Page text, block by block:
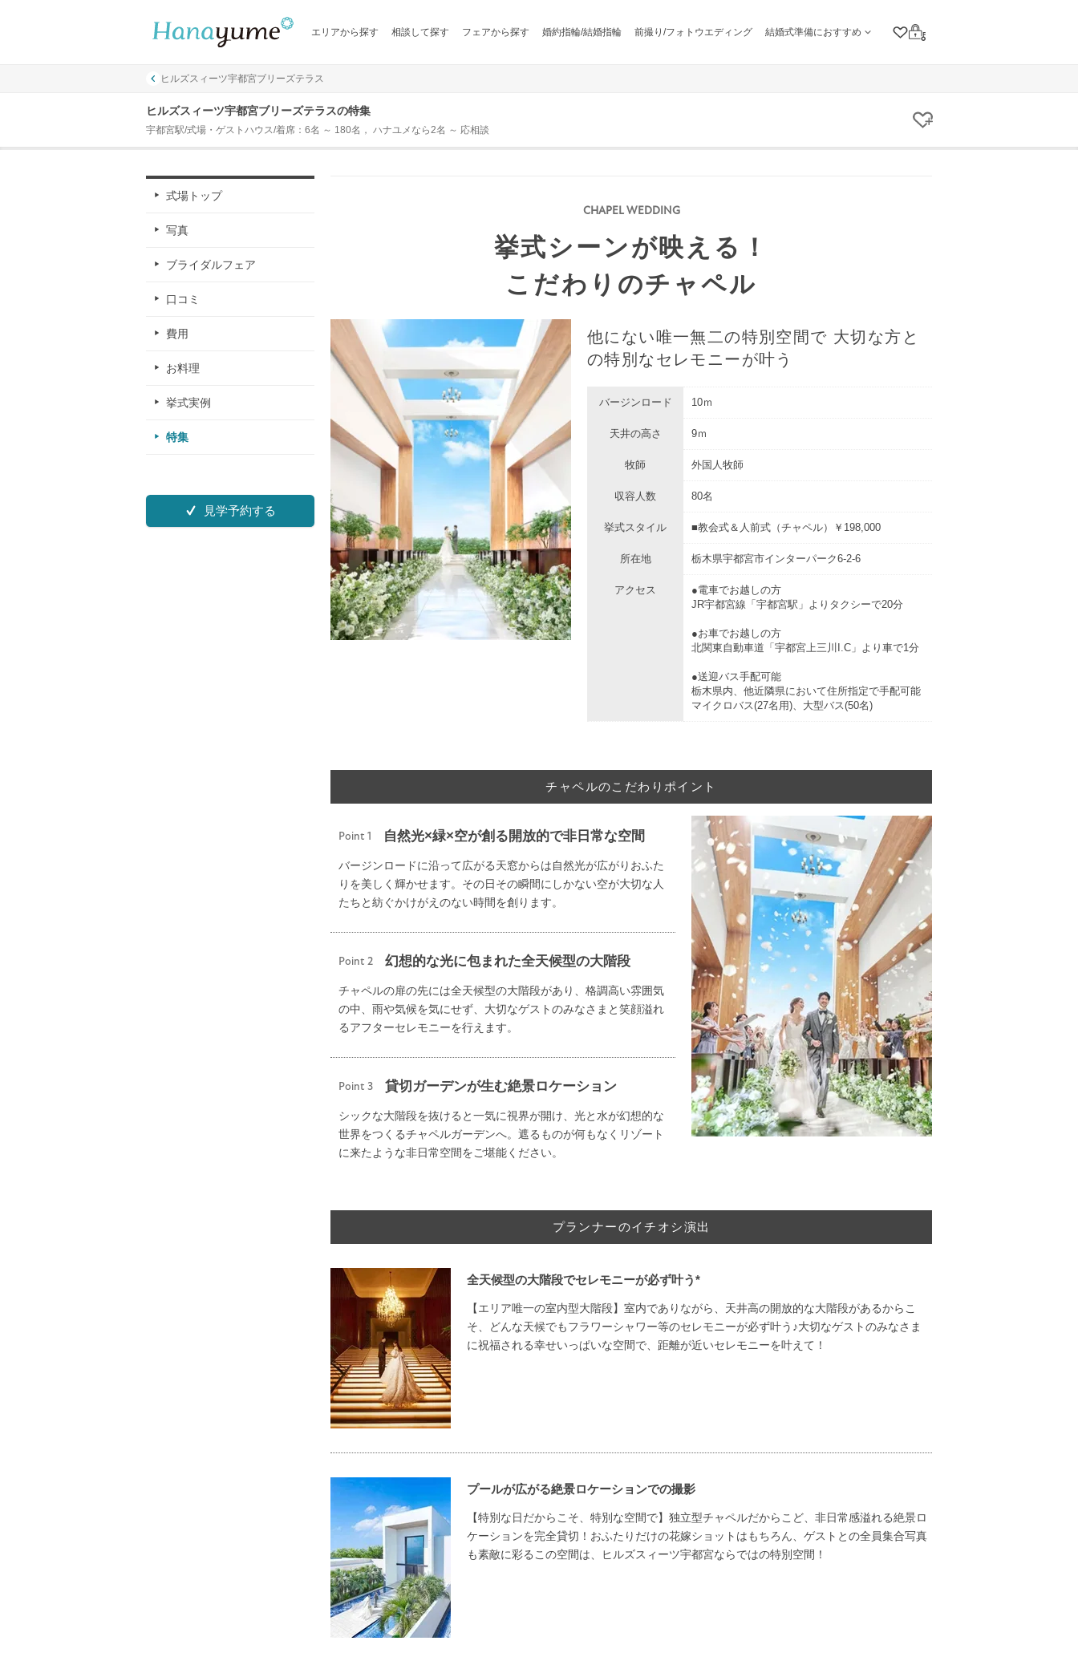
エリアから探す 相談して探す フェアから探す 婚約指輪/結婚指輪 前撮り/フォトウエディング 結婚式準備におすすめ
クリップリスト
ログイン
ヒルズスィーツ宇都宮ブリーズテラス
ヒルズスィーツ宇都宮ブリーズテラスの特集
宇都宮駅/式場・ゲストハウス/着席：6名 ～ 180名， ハナユメなら2名 ～ 応相談 クリップする
式場トップ
写真
ブライダルフェア
口コミ
費用
お料理
挙式実例
特集
見学予約する
挙式シーンが映える！
こだわりのチャペル
他にない唯一無二の特別空間で 大切な方と
の特別なセレモニーが叶う
バージンロード 10ｍ
天井の高さ 9ｍ
牧師 外国人牧師
収容人数 80名
挙式スタイル ■教会式＆人前式（チャペル）￥198,000
所在地 栃木県宇都宮市インターパーク6-2-6
アクセス
●電車でお越しの方
JR宇都宮線「宇都宮駅」よりタクシーで20分
●お車でお越しの方
北関東自動車道「宇都宮上三川I.C」より車で1分
●送迎バス手配可能
栃木県内、他近隣県において住所指定で手配可能
マイクロバス(27名用)、大型バス(50名)
チャペルのこだわりポイント
Point 1 自然光×緑×空が創る開放的で非日常な空間
バージンロードに沿って広がる天窓からは自然光が広がりおふた
りを美しく輝かせます。その日その瞬間にしかない空が大切な人
たちと紡ぐかけがえのない時間を創ります。
Point 2 幻想的な光に包まれた全天候型の大階段
チャペルの扉の先には全天候型の大階段があり、格調高い雰囲気
の中、雨や気候を気にせず、大切なゲストのみなさまと笑顔溢れ
るアフターセレモニーを行えます。
Point 3 貸切ガーデンが生む絶景ロケーション
シックな大階段を抜けると一気に視界が開け、光と水が幻想的な
世界をつくるチャペルガーデンへ。遮るものが何もなくリゾート
に来たような非日常空間をご堪能ください。
プランナーのイチオシ演出
全天候型の大階段でセレモニーが必ず叶う*
【エリア唯一の室内型大階段】室内でありながら、天井高の開放的な大階段があるからこ
そ、どんな天候でもフラワーシャワー等のセレモニーが必ず叶う♪大切なゲストのみなさま
に祝福される幸せいっぱいな空間で、距離が近いセレモニーを叶えて！
プールが広がる絶景ロケーションでの撮影
【特別な日だからこそ、特別な空間で】独立型チャペルだからこど、非日常感溢れる絶景ロ
ケーションを完全貸切！おふたりだけの花嫁ショットはもちろん、ゲストとの全員集合写真
も素敵に彩るこの空間は、ヒルズスィーツ宇都宮ならではの特別空間！